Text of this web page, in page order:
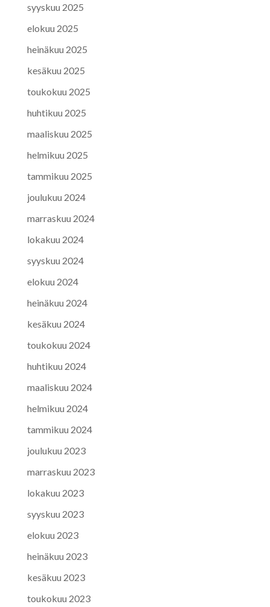
syyskuu 2025
elokuu 2025
heinäkuu 2025
kesäkuu 2025
toukokuu 2025
huhtikuu 2025
maaliskuu 2025
helmikuu 2025
tammikuu 2025
joulukuu 2024
marraskuu 2024
lokakuu 2024
syyskuu 2024
elokuu 2024
heinäkuu 2024
kesäkuu 2024
toukokuu 2024
huhtikuu 2024
maaliskuu 2024
helmikuu 2024
tammikuu 2024
joulukuu 2023
marraskuu 2023
lokakuu 2023
syyskuu 2023
elokuu 2023
heinäkuu 2023
kesäkuu 2023
toukokuu 2023